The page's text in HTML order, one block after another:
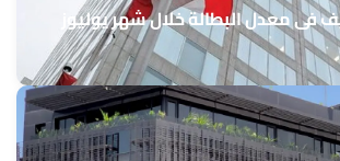
في معدل البطالة خلال شهر يوليوز